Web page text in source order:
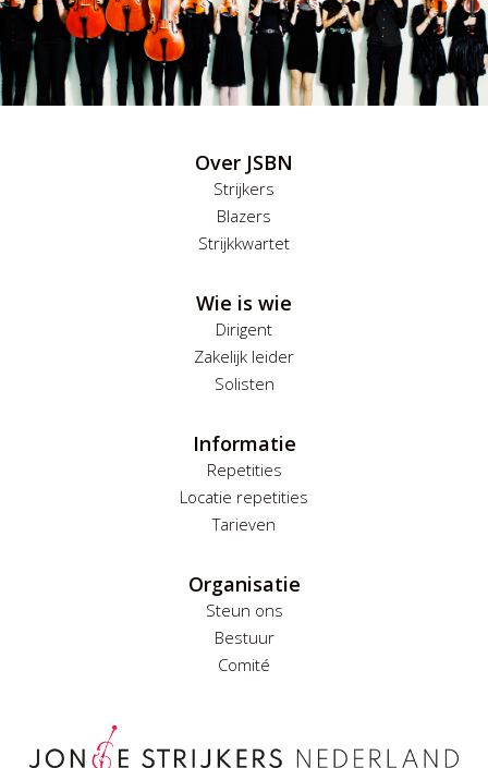
Over JSBN
Strijkers
Blazers
Strijkkwartet
Wie is wie
Dirigent
Zakelijk leider
Solisten
Informatie
Repetities
Locatie repetities
Tarieven
Organisatie
Steun ons
Bestuur
Comité